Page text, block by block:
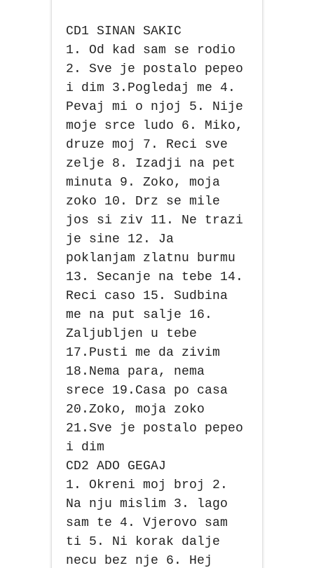
CD1 SINAN SAKIC
1. Od kad sam se rodio
2. Sve je postalo pepeo
i dim 3.Pogledaj me 4.
Pevaj mi o njoj 5. Nije
moje srce ludo 6. Miko,
druze moj 7. Reci sve
zelje 8. Izadji na pet
minuta 9. Zoko, moja
zoko 10. Drz se mile
jos si ziv 11. Ne trazi
je sine 12. Ja
poklanjam zlatnu burmu
13. Secanje na tebe 14.
Reci caso 15. Sudbina
me na put salje 16.
Zaljubljen u tebe
17.Pusti me da zivim
18.Nema para, nema
srece 19.Casa po casa
20.Zoko, moja zoko
21.Sve je postalo pepeo
i dim
CD2 ADO GEGAJ
1. Okreni moj broj 2.
Na nju mislim 3. lago
sam te 4. Vjerovo sam
ti 5. Ni korak dalje
necu bez nje 6. Hej